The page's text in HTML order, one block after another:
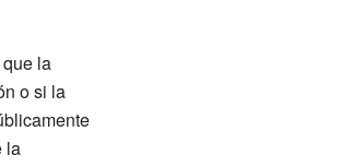
la
o si la
la